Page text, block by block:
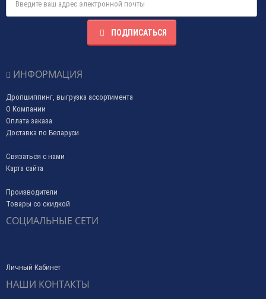
ПОДПИСАТЬСЯ
ИНФОРМАЦИЯ
Дропшиппинг, выгрузка ассортимента
О Компании
Оплата заказа
Доставка по Беларуси
Связаться с нами
Карта сайта
Производители
Товары со скидкой
СОЦИАЛЬНЫЕ СЕТИ
Личный Кабинет
НАШИ КОНТАКТЫ